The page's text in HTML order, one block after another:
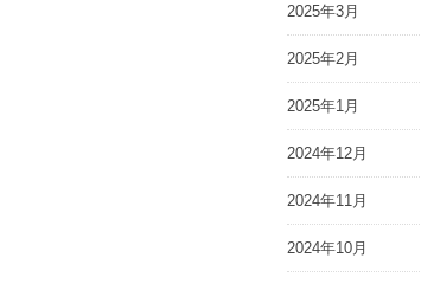
2025年3月
2025年2月
2025年1月
2024年12月
2024年11月
2024年10月